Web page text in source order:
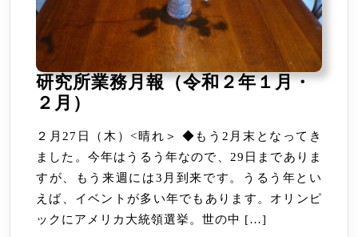
研究所業務月報（令和２年１月・
２月）
所
業
務
月
報
２月27日（木）<晴れ＞ ◆もう2月末となってき
ました。今年はうるう年なので、29日までありま
すが、もう来週には3月到来です。うるう年とい
えば、イベントが多い年でもあります。オリンピ
ックにアメリカ大統領選挙。世の中 […]